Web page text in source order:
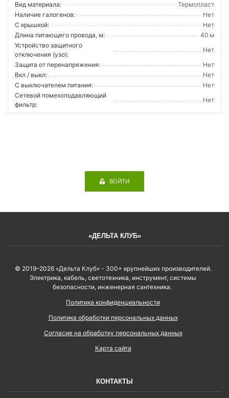
Вид материала:
Термопласт
Наличие галогенов:
Нет
С крышкой:
Нет
Длина питающего провода, м:
40 м
Устройство защитного
отключения (узо):
Нет
Защита от перенапряжения:
Нет
Вкл / выкл:
Нет
С выключателем питания:
Нет
Сетевой помехоподавляющий
фильтр:
Нет
ВОЙТИ
«ДЕЛЬТА КЛУБ»
© 2019–2026 «Дельта Клуб» - 300+ крупнейших производителей.
Электрика, кабель, светотехника, инструмент, системы
безопасности, инженерная сантехника.
Политика конфиденциальности
Политика обработки персональных данных
Согласие на обработку персональных данных
Карта сайта
КОНТАКТЫ